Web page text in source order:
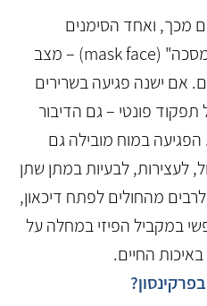
מכך, ואחד הסימנים
למחלה מתקדמת הוא "פני מסכה" (mask face) – מצב
אם ישנה פגיעה בשרירים
פונטי – גם הדיבור
במוח מובילה גם
לעצירות, לבעיות במתן שתן
מהחולים לפתח דיכאון,
במקביל הפיזי במחלה על
החיים.